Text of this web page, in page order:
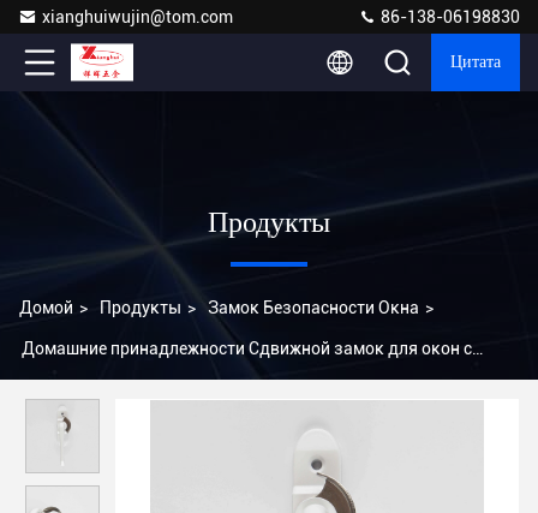
xianghuiwujin@tom.com 86-138-06198830
Цитата
Продукты
Домой > Продукты > Замок Безопасности Окна >
Домашние принадлежности Сдвижной замок для окон с